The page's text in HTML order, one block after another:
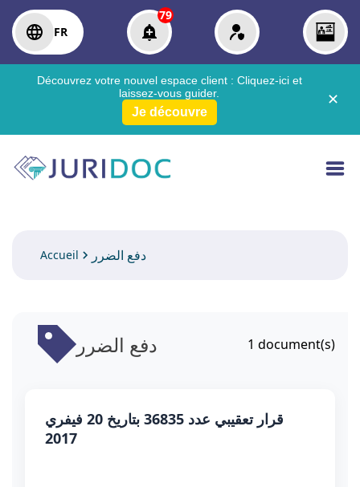
FR
79
Découvrez votre nouvel espace client : Cliquez-ici et
laissez-vous guider.
Je découvre
✕
Accueil دفع الضرر
دفع الضرر 1 document(s)
قرار تعقيبي عدد 36835 بتاريخ 20 فيفري
2017